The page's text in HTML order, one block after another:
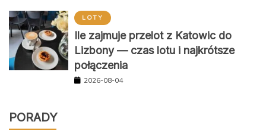
LOTY
Ile zajmuje przelot z Katowic do
Lizbony — czas lotu i najkrótsze
połączenia
2026-08-04
PORADY